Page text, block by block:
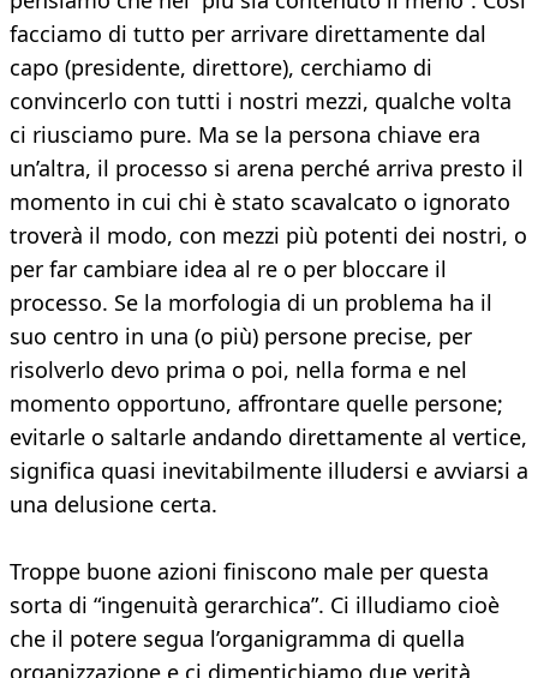
facciamo di tutto per arrivare direttamente dal
capo (presidente, direttore), cerchiamo di
convincerlo con tutti i nostri mezzi, qualche volta
ci riusciamo pure. Ma se la persona chiave era
un’altra, il processo si arena perché arriva presto il
momento in cui chi è stato scavalcato o ignorato
troverà il modo, con mezzi più potenti dei nostri, o
per far cambiare idea al re o per bloccare il
processo. Se la morfologia di un problema ha il
suo centro in una (o più) persone precise, per
risolverlo devo prima o poi, nella forma e nel
momento opportuno, affrontare quelle persone;
evitarle o saltarle andando direttamente al vertice,
significa quasi inevitabilmente illudersi e avviarsi a
una delusione certa.
Troppe buone azioni finiscono male per questa
sorta di “ingenuità gerarchica”. Ci illudiamo cioè
che il potere segua l’organigramma di quella
organizzazione e ci dimentichiamo due verità